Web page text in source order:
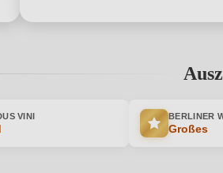
VINI BERLINER
Großes